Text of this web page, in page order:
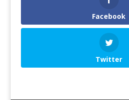
Facebook
Twitter